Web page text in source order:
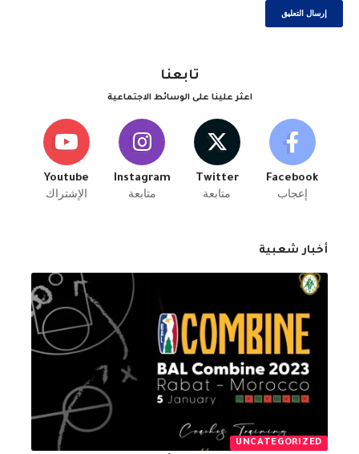
تابعنا
اعثر علينا على الوسائط الاجتماعية
Facebook
إعجاب
Twitter
متابعة
Instagram
متابعة
Youtube
الإشتراك
أخبار شعبية
UNCATEGORIZED